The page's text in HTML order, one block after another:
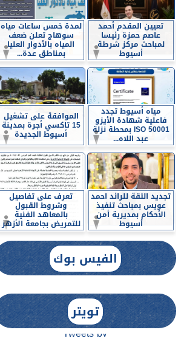
تعيين المقدم أحمد
عاصم حمزة رئيسا
لمباحث مركز شرطة
أسيوط
لمدة خمس ساعات مياه
سوهاج تعلن ضعف
المياه بالأدوار العليا
بمناطق عدة...
مياه أسيوط تجدد
فاعلية شهادة الأيزو
ISO 50001 بمحطة نزلة
عبد اللاه...
الموافقة على تشغيل
15 تاكسي أجرة بمدينة
أسيوط الجديدة
تجديد الثقة للرائد احمد
عويس بمباحث تنفيذ
الأحكام بمديرية أمن
أسيوط
تعرف على تفاصيل
وشروط القبول
بالمعاهد الفنية
للتمريض بجامعة الأزهر
الفيس بوك
تويتر
Tweets by